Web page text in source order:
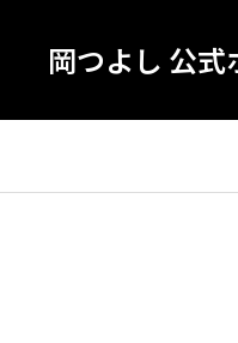
岡つよし 公